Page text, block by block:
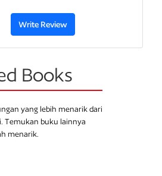
Write Review
Books
yang lebih menarik dari
Temukan buku lainnya
menarik.